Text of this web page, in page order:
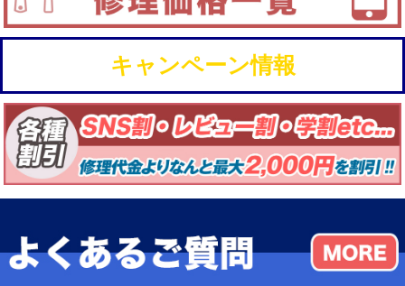
キャンペーン情報